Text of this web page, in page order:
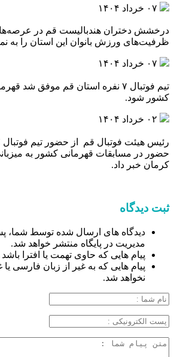
۰۷ خرداد ۱۴۰۴
درخشش دختران هندبالیست‌ قم در عرصه‌های
ظرفیت‌های ورزش بانوان این استان را به
۰۷ خرداد ۱۴۰۴
تیم فوتبال ۷ نفره استان قم موفق
کشور شود.
۰۲ خرداد ۱۴۰۴
حضور در مسابقات قهرمانی کشور به
کرمان خبر داد.
ثبت دیدگاه
دیدگاه های ارسال شده توسط شما،
مدیریت در پایگاه منتشر خواهد شد.
پیام هایی که حاوی تهمت یا افترا
پیام هایی که به غیر از زبان فارسی
نخواهد شد.